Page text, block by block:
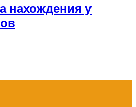
нахождения у